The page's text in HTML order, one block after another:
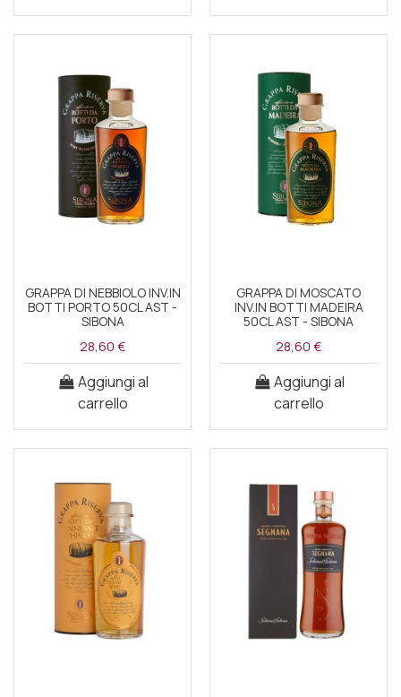
GRAPPA DI NEBBIOLO INV.IN
BOTTI PORTO 50CL AST -
SIBONA
28,60 €
Aggiungi al
carrello
GRAPPA DI MOSCATO
INV.IN BOTTI MADEIRA
50CL AST - SIBONA
28,60 €
Aggiungi al
carrello